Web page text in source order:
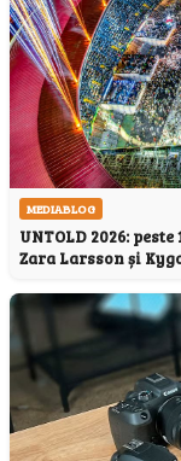
MEDIABLOG
UNTOLD 2026:
Zara Larsson și